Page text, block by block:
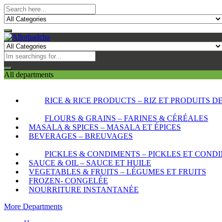
All departments
RICE & RICE PRODUCTS – RIZ ET PRODUITS
FLOURS & GRAINS – FARINES & CÉRÉALES
MASALA & SPICES – MASALA ET ÉPICES
BEVERAGES – BREUVAGES
PICKLES & CONDIMENTS – PICKLES ET
SAUCE & OIL – SAUCE ET HUILE
VEGETABLES & FRUITS – LÉGUMES ET FRUITS
FROZEN- CONGELÉE
NOURRITURE INSTANTANÉE
More Departments